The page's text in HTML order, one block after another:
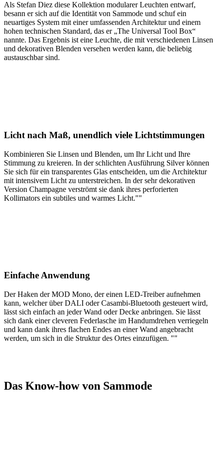
Als Stefan Diez diese Kollektion modularer Leuchten entwarf,
besann er sich auf die Identität von Sammode und schuf ein
neuartiges System mit einer umfassenden Architektur und einem
hohen technischen Standard, das er „The Universal Tool Box“
nannte. Das Ergebnis ist eine Leuchte, die mit verschiedenen Linsen
und dekorativen Blenden versehen werden kann, die beliebig
austauschbar sind.
Licht nach Maß, unendlich viele Lichtstimmungen
Kombinieren Sie Linsen und Blenden, um Ihr Licht und Ihre
Stimmung zu kreieren. In der schlichten Ausführung Silver können
Sie sich für ein transparentes Glas entscheiden, um die Architektur
mit intensivem Licht zu unterstreichen. In der sehr dekorativen
Version Champagne verströmt sie dank ihres perforierten
Kollimators ein subtiles und warmes Licht.""
Einfache Anwendung
Der Haken der MOD Mono, der einen LED-Treiber aufnehmen
kann, welcher über DALI oder Casambi-Bluetooth gesteuert wird,
lässt sich einfach an jeder Wand oder Decke anbringen. Sie lässt
sich dank einer cleveren Federlasche im Handumdrehen verriegeln
und kann dank ihres flachen Endes an einer Wand angebracht
werden, um sich in die Struktur des Ortes einzufügen. ""
Das Know-how von Sammode